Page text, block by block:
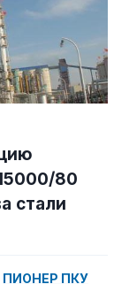
80
стали
ПИОНЕР ПКУ